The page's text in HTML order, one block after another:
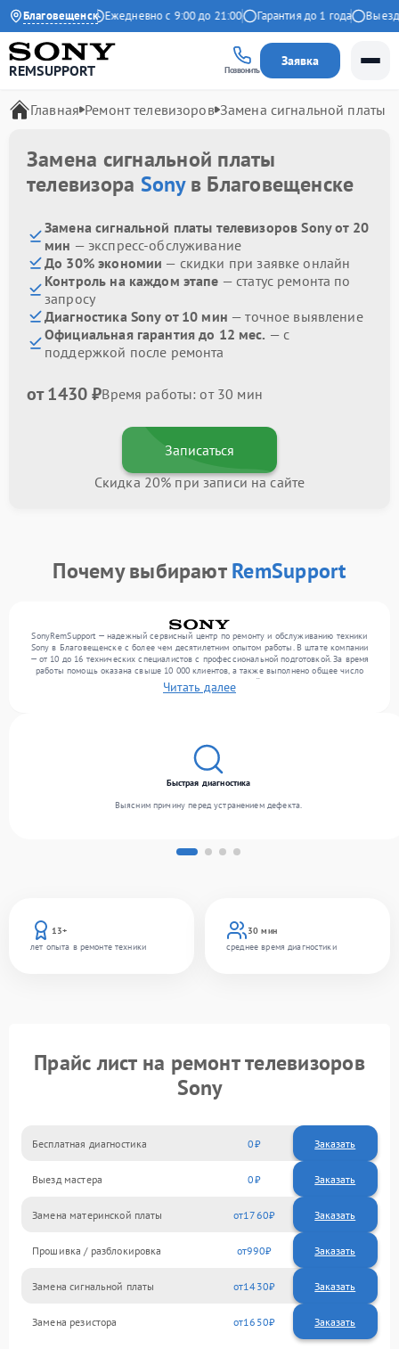
Благовещенск
4.9 на Яндекс Ежедневно с 9:00 до 21:00 Гарантия до 1 года Выезд
REMSUPPORT Позвонить
Заявка
Главная Ремонт телевизоров Замена сигнальной платы
Замена сигнальной платы
телевизора Sonyв Благовещенске
Замена сигнальной платы телевизоров Sony от 20
мин — экспресс-обслуживание
До 30% экономии — скидки при заявке онлайн
Контроль на каждом этапе — статус ремонта по
запросу
Диагностика Sony от 10 мин — точное выявление
Официальная гарантия до 12 мес. — с
поддержкой после ремонта
от 1430 ₽Время работы: от 30 мин
Записаться
Скидка 20% при записи на сайте
Почему выбираютRemSupport
SonyRemSupport — надежный сервисный центр по ремонту и обслуживанию техники
Sony в Благовещенске с более чем десятилетним опытом работы. В штате компании
— от 10 до 16 технических специалистов с профессиональной подготовкой. За время
работы помощь оказана свыше 10 000 клиентов, а также выполнено общее число
ремонтов превысило 12 000. Ежемесячно в сервисный центр поступает от 300
устройств, включая , , . Мы беремся за задачи любой сложности и поддерживаем
Читать далее
13+
лет опыта в ремонте техники
30 мин
среднее время диагностики
Быстрая диагностика
Выясним причину перед устранением дефекта.
Прайс лист на ремонт телевизоров
Sony
Бесплатная диагностика 0 Заказать
Выезд мастера 0 Заказать
Замена материнской платы 1760
Прошивка / разблокировка 990
Замена сигнальной платы 1430
Замена резистора 1650